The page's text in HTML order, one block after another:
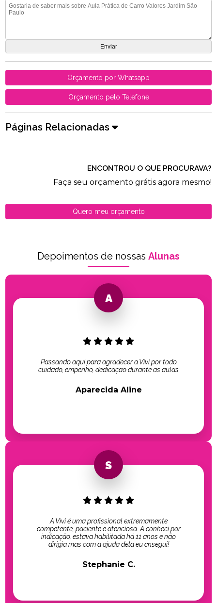
Orçamento por Whatsapp
Orçamento pelo Telefone
Páginas Relacionadas
ENCONTROU O QUE PROCURAVA?
Faça seu orçamento grátis agora mesmo!
Quero meu orçamento
Depoimentos de nossas Alunas
Passando aqui para agradecer a Vivi por todo
cuidado, empenho, dedicação durante as aulas
Aparecida Aline
A Vivi é uma profissional extremamente
competente, paciente e atenciosa. A conheci por
indicação, estava habilitada há 11 anos e não
dirigia mas com a ajuda dela eu cnsegui!
Stephanie C.